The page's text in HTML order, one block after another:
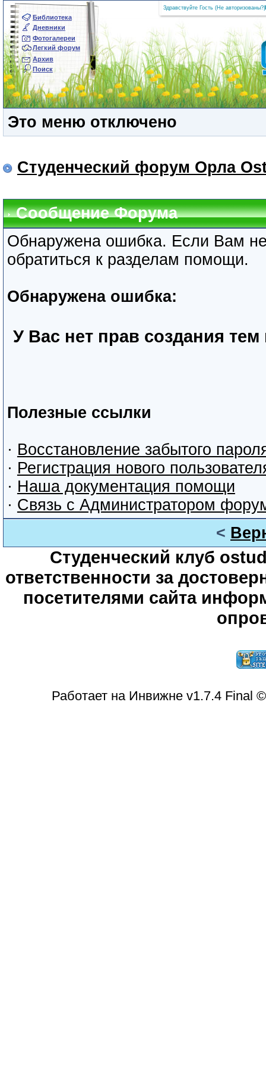
Библиотека
Дневники
Фотогалереи
Легкий форум
Архив
Поиск
Здравствуйте Гость (Не авторизованы?
Это меню отключено
Студенческий форум Орла
Сообщение Форума
Обнаружена ошибка. Если Вам
обратиться к разделам помощи.
Обнаружена ошибка:
У Вас нет прав создания
Полезные ссылки
· Восстановление забытого
· Регистрация нового
· Наша документация помощи
· Связь с Администратором
<
Студенческий клуб
ответственности за
посетителями сайта
Работает на Инвижне v1.7.4 Final